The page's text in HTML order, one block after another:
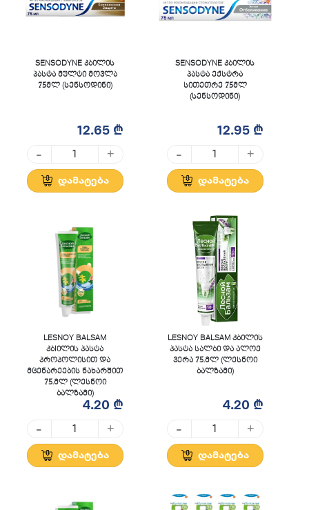
SENSODYNE კბილის
პასტა მულტი მოვლა
75მლ (სენსოდინი)
12.65 ₾
- +
დამატება
SENSODYNE კბილის
პასტა ექსტრა
სითეთრე 75მლ
(სენსოდინი)
12.95 ₾
- +
დამატება
LESNOY BALSAM
კბIილის პასტა
პროპოლისით და
მცენარეების ნახარშით
75.მლ (ლესნოი
ბალზამი)
4.20 ₾
- +
დამატება
LESNOY BALSAM კბილის
პასტა სალბი და ალოე
ვერა 75.მლ (ლესნოი
ბალზამი)
4.20 ₾
- +
დამატება